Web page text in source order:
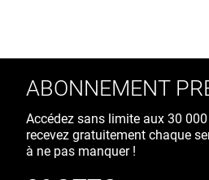
ABONNEMENT
Accédez sans limite aux 30
recevez gratuitement chaque
à ne pas manquer !